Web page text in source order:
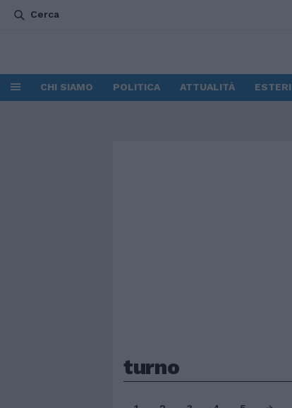
Cerca
CHI SIAMO POLITICA ATTUALITÀ ESTERI
turno